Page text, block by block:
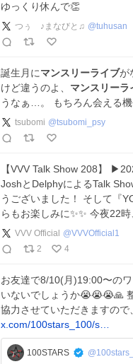
ゆっくり休んで👏
つぅ ♪まなびと♫ @tuhusan
誕生月にマンスリーライブが
けど違うのよ、 マンスリーラ
うなぁ…。 もちろん会える
tsubomi @tsubomi_psy
【VVV Talk Show 208】
JoshとDelphyによるTalk
うございました！ そして『
らもお楽しみに✨✨ 今夜22
VVV Official @VVVOfficial1
2
4
お友達で8/10(月)19:00〜の
いないでしょうか😭😭😭🙏
協力させていただきますので
x.com/100stars_100/s…
100STARS